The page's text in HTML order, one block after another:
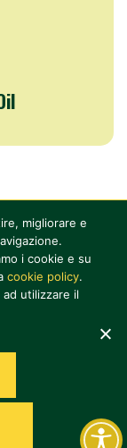
migliorare e
i cookie e su
cookie policy.
utilizzare il